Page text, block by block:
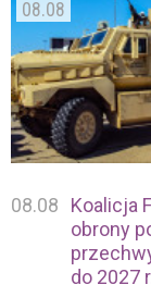
08.08
08.08
Koalicja
obrony
do 2027